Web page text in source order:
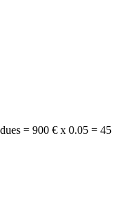
= 900 € x 0.05 = 45